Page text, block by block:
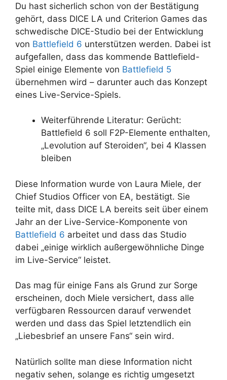
Du hast sicherlich schon von der Bestätigung
gehört, dass DICE LA und Criterion Games das
schwedische DICE-Studio bei der Entwicklung
von Battlefield 6 unterstützen werden. Dabei ist
aufgefallen, dass das kommende Battlefield-
Spiel einige Elemente von Battlefield 5
übernehmen wird – darunter auch das Konzept
eines Live-Service-Spiels.
Weiterführende Literatur: Gerücht:
Battlefield 6 soll F2P-Elemente enthalten,
„Levolution auf Steroiden“, bei 4 Klassen
bleiben
Diese Information wurde von Laura Miele, der
Chief Studios Officer von EA, bestätigt. Sie
teilte mit, dass DICE LA bereits seit über einem
Jahr an der Live-Service-Komponente von
Battlefield 6 arbeitet und dass das Studio
dabei „einige wirklich außergewöhnliche Dinge
im Live-Service“ leistet.
Das mag für einige Fans als Grund zur Sorge
erscheinen, doch Miele versichert, dass alle
verfügbaren Ressourcen darauf verwendet
werden und dass das Spiel letztendlich ein
„Liebesbrief an unsere Fans“ sein wird.
Natürlich sollte man diese Information nicht
negativ sehen, solange es richtig umgesetzt